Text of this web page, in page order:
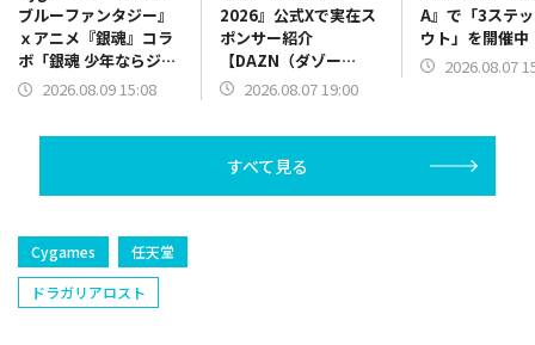
ブルーファンタジー』
ｘアニメ『銀魂』コラ
ボ「銀魂 少年ならジャ
ンプの裏表紙までちゃ
2026.08.09 15:08
2026』公式Xで実在ス
ポンサー紹介
【DAZN（ダゾー
ン）】篇をポスト
2026.08.07 19:00
A』で「3ステ
ウト」を開催中
2026.08.07
すべて見る
Cygames
任天堂
ドラガリアロスト